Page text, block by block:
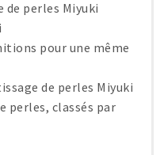
de perles Miyuki
pour une même
de perles Miyuki
perles, classés par